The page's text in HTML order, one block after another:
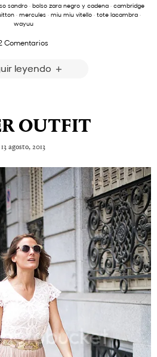
sandro · bolso zara negro y cadena · cambridge
· mercules· miu miu vitello· tote lacambra·
wayuu
Comentarios
leyendo
OUTFIT
13 agosto, 2013